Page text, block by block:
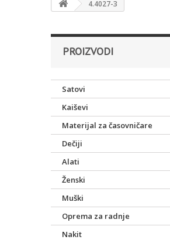
4.4027-3
PROIZVODI
Satovi
Kaiševi
Materijal za časovničare
Dečiji
Alati
Ženski
Muški
Oprema za radnje
Nakit